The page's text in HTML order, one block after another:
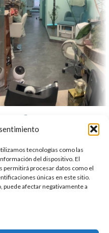
tecnologías como las
del dispositivo. El
permitirá procesar datos como el
únicas en este sitio.
afectar negativamente a